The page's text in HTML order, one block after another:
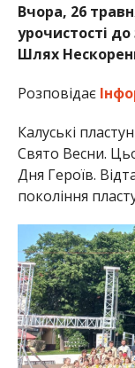
Вчора, 26
урочистості
Шлях
Розповідає
Калуські
Свято Весни.
Дня Героїв.
покоління